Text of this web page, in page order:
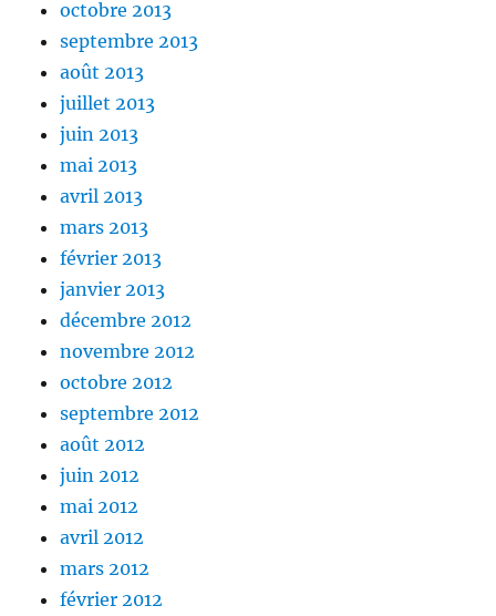
octobre 2013
septembre 2013
août 2013
juillet 2013
juin 2013
mai 2013
avril 2013
mars 2013
février 2013
janvier 2013
décembre 2012
novembre 2012
octobre 2012
septembre 2012
août 2012
juin 2012
mai 2012
avril 2012
mars 2012
février 2012